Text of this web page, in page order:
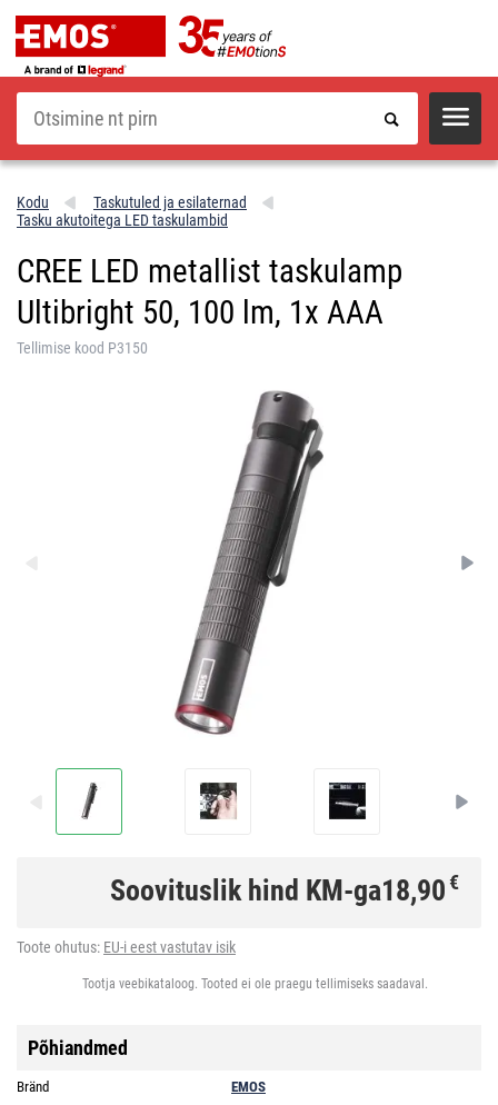
Otsi
Kodu
Taskutuled ja esilaternad
Tasku akutoitega LED taskulambid
CREE LED metallist taskulamp
Ultibright 50, 100 lm, 1x AAA
Tellimise kood P3150
Soovituslik hind KM-ga18,90€
Toote ohutus: EU-i eest vastutav isik
Tootja veebikataloog. Tooted ei ole praegu tellimiseks saadaval.
Põhiandmed
Bränd
EMOS